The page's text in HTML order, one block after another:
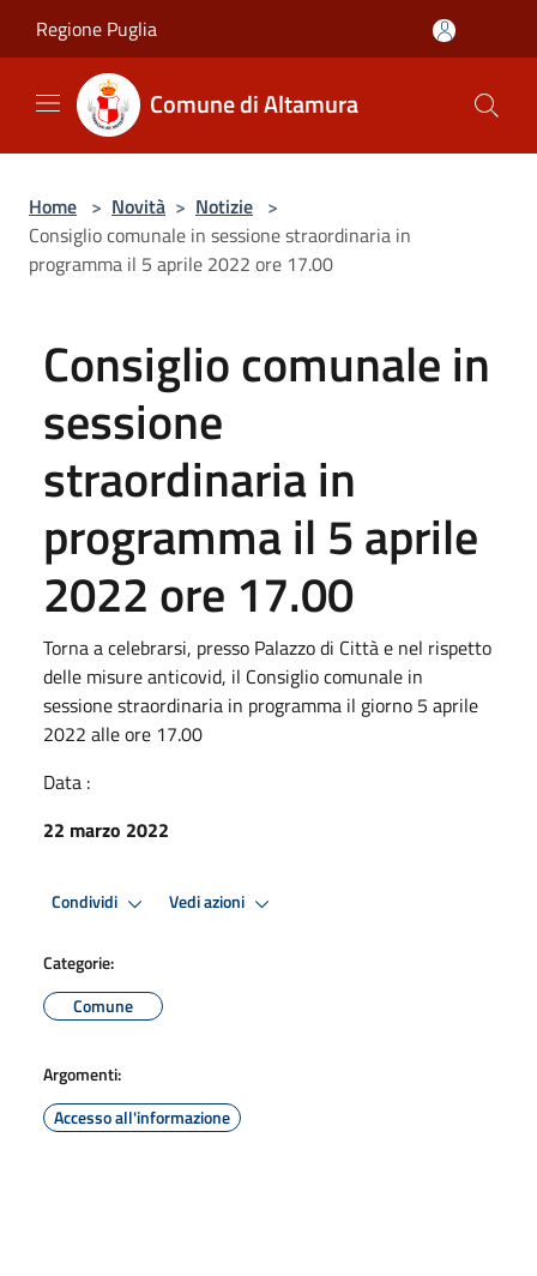
Regione Puglia
Comune di Altamura
Home > Novità > Notizie >
Consiglio comunale in sessione straordinaria in
programma il 5 aprile 2022 ore 17.00
Consiglio comunale in
sessione
straordinaria in
programma il 5 aprile
2022 ore 17.00
Torna a celebrarsi, presso Palazzo di Città e nel rispetto
delle misure anticovid, il Consiglio comunale in
sessione straordinaria in programma il giorno 5 aprile
2022 alle ore 17.00
Data :
22 marzo 2022
Condividi Vedi azioni
Categorie:
Comune
Argomenti:
Accesso all'informazione